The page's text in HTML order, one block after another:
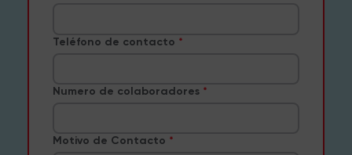
Teléfono de contacto
Numero de colaboradores
Motivo de Contacto